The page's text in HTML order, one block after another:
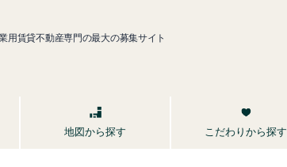
用賃貸不動産専門の最大の募集サイト
地図から探す こだわりから探す